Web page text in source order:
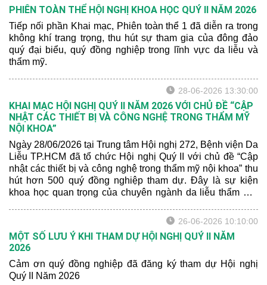
PHIÊN TOÀN THỂ HỘI NGHỊ KHOA HỌC QUÝ II NĂM 2026
Tiếp nối phần Khai mạc, Phiên toàn thể 1 đã diễn ra trong
không khí trang trọng, thu hút sự tham gia của đông đảo
quý đại biểu, quý đồng nghiệp trong lĩnh vực da liễu và
thẩm mỹ.
28-06-2026 13:30:00
KHAI MẠC HỘI NGHỊ QUÝ II NĂM 2026 VỚI CHỦ ĐỀ “CẬP
NHẬT CÁC THIẾT BỊ VÀ CÔNG NGHỆ TRONG THẨM MỸ
NỘI KHOA”
Ngày 28/06/2026 tại Trung tâm Hội nghị 272, Bệnh viện Da
Liễu TP.HCM đã tổ chức Hội nghị Quý II với chủ đề “Cập
nhật các thiết bị và công nghệ trong thẩm mỹ nội khoa” thu
hút hơn 500 quý đồng nghiệp tham dự. Đây là sự kiện
khoa học quan trọng của chuyên ngành da liễu thẩm mỹ,
và chia sẻ kinh nghiệm thực hành giữa các cán bộ y tế
trong khu vực.
26-06-2026 10:10:00
MỘT SỐ LƯU Ý KHI THAM DỰ HỘI NGHỊ QUÝ II NĂM
2026
Cảm ơn quý đồng nghiệp đã đăng ký tham dự Hội nghị
Quý II Năm 2026